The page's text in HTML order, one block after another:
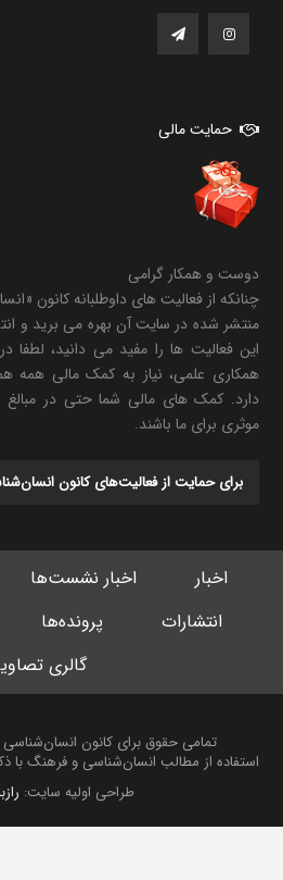
حمایت مالی
دوست و همکار گرامی
چنانکه از فعالیت های داوطلبانه کانون
منتشر شده در سایت آن بهره می برید و
این فعالیت ها را مفید می دانید، لطفا در
همکاری علمی، نیاز به کمک مالی همه
دارد. کمک های مالی شما حتی در مبالغ
موثری برای ما باشند.
برای حمایت از فعالیت‌های کانون
اخبار اخبار نشست‌ها
انتشارات
پرونده‌ها
گالری تصاویر
تمامی حقوق برای کانون
استفاده از مطالب انسان‌شناسی و فرهنگ با
طراحی اولیه سایت: